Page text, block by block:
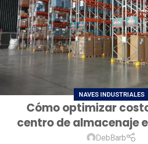
NAVES INDUSTRIALES
Cómo optimizar
centro de almacenaje
DebBarb